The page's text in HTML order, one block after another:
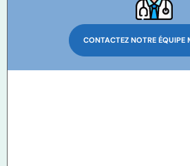
CONTACTEZ NOTRE ÉQUIPE